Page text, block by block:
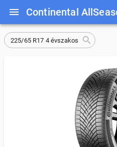
225/65 R17 4 évszakos